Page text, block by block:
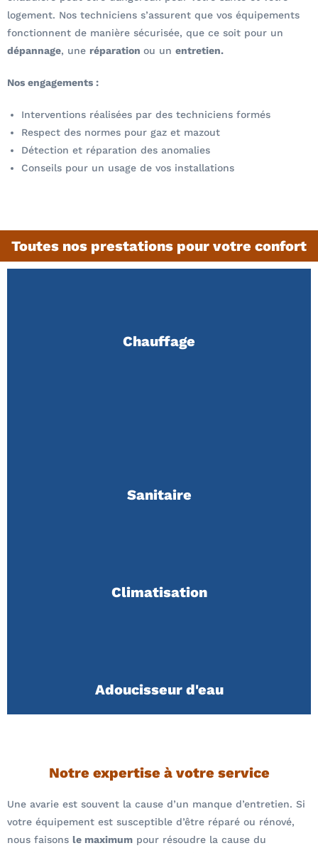
logement. Nos techniciens s’assurent que vos équipements
fonctionnent de manière sécurisée, que ce soit pour un
dépannage, une réparation ou un entretien.
Nos engagements :
Interventions réalisées par des techniciens formés
Respect des normes pour gaz et mazout
Détection et réparation des anomalies
Conseils pour un usage de vos installations
Toutes nos prestations pour votre confort
Chauffage
Sanitaire
Climatisation
Adoucisseur d'eau
Notre expertise à votre service
Une avarie est souvent la cause d’un manque d’entretien. Si
votre équipement est susceptible d’être réparé ou rénové,
nous faisons le maximum pour résoudre la cause du